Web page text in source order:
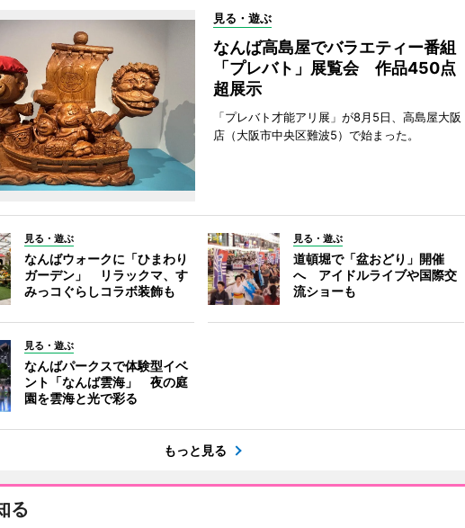
見る・遊ぶ
なんば高島屋でバラエティー番組
「プレバト」展覧会 作品450点
超展示
「プレバト才能アリ展」が8月5日、高島屋大阪
店（大阪市中央区難波5）で始まった。
見る・遊ぶ
なんばウォークに「ひまわり
ガーデン」 リラックマ、す
みっコぐらしコラボ装飾も
見る・遊ぶ
道頓堀で「盆おどり」開催
へ アイドルライブや国際交
流ショーも
見る・遊ぶ
なんばパークスで体験型イベ
ント「なんば雲海」 夜の庭
園を雲海と光で彩る
もっと見る
る